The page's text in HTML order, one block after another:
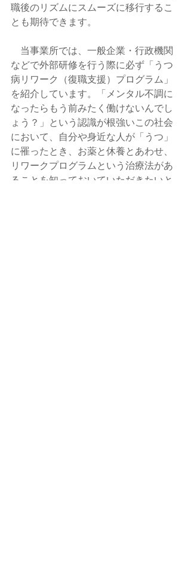
職後のリズムにスムーズに移行するこ
とも期待できます。
当事業所では、一般企業・行政機関
などで外部研修を行う際に必ず「うつ
病リワーク（復職支援）プログラム」
を紹介しています。「メンタル不調に
なったらもう前みたく働けないんでし
ょう？」という認識が根強いこの社会
において、自分や身近な人が「うつ」
に罹ったとき、お薬と休養とあわせ、
リワークプログラムという治療法があ
ることを知っておいていただきたいと